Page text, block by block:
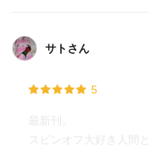
サトさん
5
最新刊。
スピンオフ大好き人間